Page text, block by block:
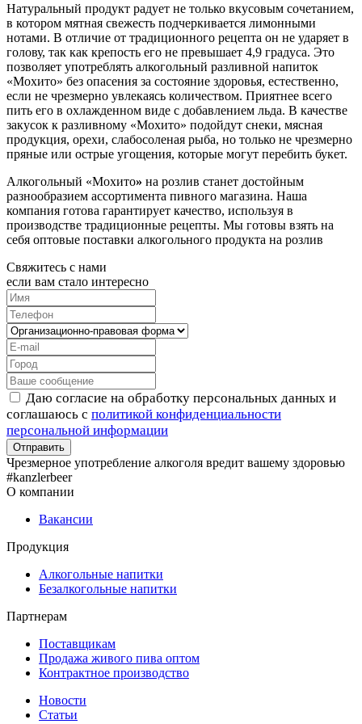
Натуральный продукт радует не только вкусовым сочетанием,
в котором мятная свежесть подчеркивается лимонными
нотами. В отличие от традиционного рецепта он не ударяет в
голову, так как крепость его не превышает 4,9 градуса. Это
позволяет употреблять алкогольный разливной напиток
«Мохито» без опасения за состояние здоровья, естественно,
если не чрезмерно увлекаясь количеством. Приятнее всего
пить его в охлажденном виде с добавлением льда. В качестве
закусок к разливному «Мохито» подойдут снеки, мясная
продукция, орехи, слабосоленая рыба, но только не чрезмерно
пряные или острые угощения, которые могут перебить букет.
Алкогольный «Мохито» на розлив станет достойным
разнообразием ассортимента пивного магазина. Наша
компания готова гарантирует качество, используя в
производстве традиционные рецепты. Мы готовы взять на
себя оптовые поставки алкогольного продукта на розлив
Свяжитесь с нами
если вам стало интересно
Даю согласие на обработку персональных данных и
соглашаюсь с политикой конфиденциальности
персональной информации
Чрезмерное употребление алкоголя вредит вашему здоровью
#kanzlerbeer
О компании
Вакансии
Продукция
Алкогольные напитки
Безалкогольные напитки
Партнерам
Поставщикам
Продажа живого пива оптом
Контрактное производство
Новости
Статьи